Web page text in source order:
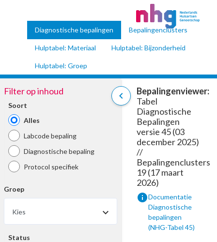
Diagnostische bepalingen Bepalingenclusters
Hulptabel: Materiaal Hulptabel: Bijzonderheid
Hulptabel: Groep
chevron_left
Filter op inhoud
Soort
Alles
Labcode bepaling
Diagnostische bepaling
Protocol specifiek
Groep
Kies
Status
Bepalingenviewer:
Tabel
Diagnostische
Bepalingen
versie 45 (03
december 2025)
//
Bepalingenclusters
19 (17 maart
2026)
infoDocumentatie
Diagnostische
bepalingen
(NHG-Tabel 45)